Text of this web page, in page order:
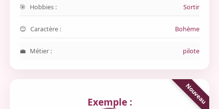
Hobbies : Sortir
Caractère : Bohème
Métier : pilote
Exemple :